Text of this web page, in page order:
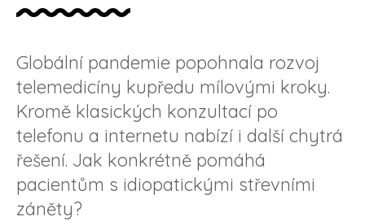
Globální pandemie popohnala rozvoj
telemedicíny kupředu mílovými kroky.
Kromě klasických konzultací po
telefonu a internetu nabízí i další chytrá
řešení. Jak konkrétně pomáhá
pacientům s idiopatickými střevními
záněty?